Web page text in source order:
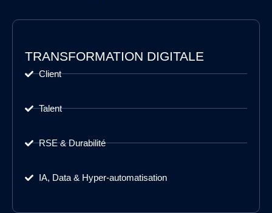
TRANSFORMATION DIGITALE
Client
Talent
RSE & Durabilité
IA, Data & Hyper-automatisation